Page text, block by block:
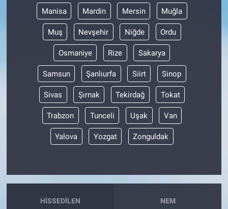
Manisa Mardin Mersin Muğla
Muş Nevşehir Niğde Ordu
Osmaniye Rize Sakarya
Samsun Şanlıurfa Siirt Sinop
Sivas Şırnak Tekirdağ Tokat
Trabzon Tunceli Uşak Van
Yalova Yozgat Zonguldak
HISSEDILEN NEM